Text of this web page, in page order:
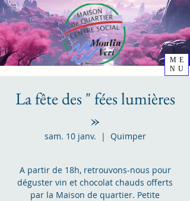
ME
NU
La fête des " fées lumières
»
sam. 10 janv.
  |
Quimper
A partir de 18h, retrouvons-nous pour
déguster vin et chocolat chauds offerts
par la Maison de quartier. Petite